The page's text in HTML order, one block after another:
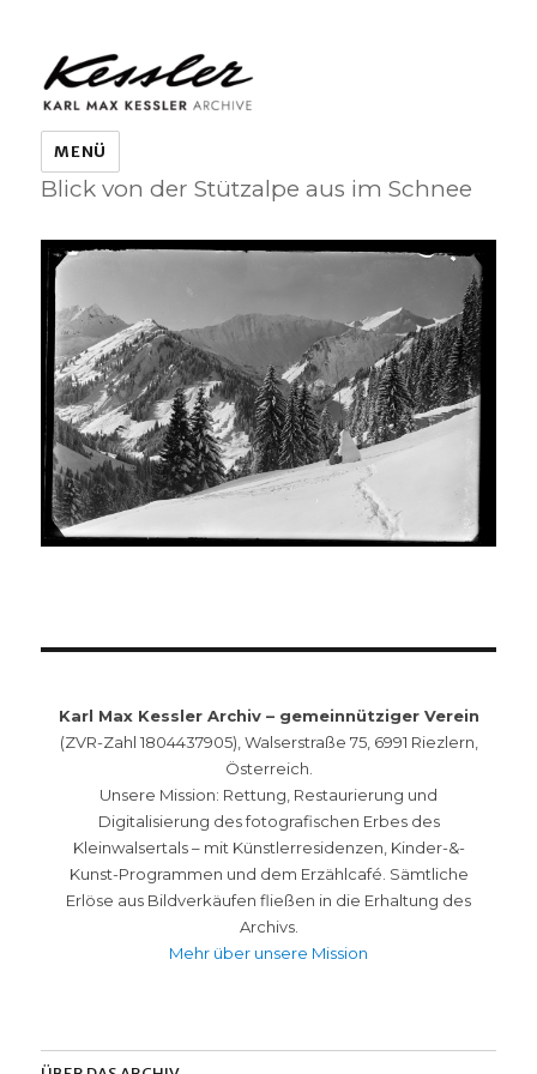
KARL MAX KESSLER ARCHIVE
MENÜ
Blick von der Stützalpe aus im Schnee
Karl Max Kessler Archiv – gemeinnütziger Verein
(ZVR-Zahl 1804437905), Walserstraße 75, 6991 Riezlern,
Österreich.
Unsere Mission: Rettung, Restaurierung und
Digitalisierung des fotografischen Erbes des
Kleinwalsertals – mit Künstlerresidenzen, Kinder-&-
Kunst-Programmen und dem Erzählcafé. Sämtliche
Erlöse aus Bildverkäufen fließen in die Erhaltung des
Archivs.
Mehr über unsere Mission